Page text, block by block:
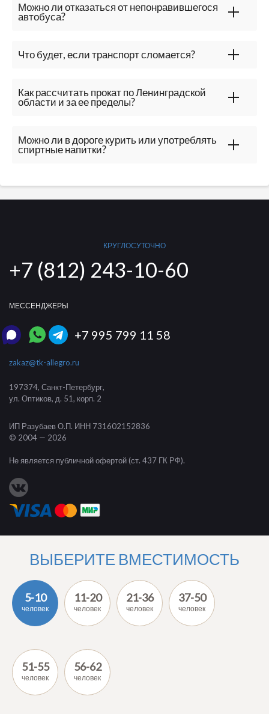
Можно ли отказаться от непонравившегося
автобуса?
Что будет, если транспорт сломается?
Как рассчитать прокат по Ленинградской
области и за ее пределы?
Можно ли в дороге курить или употреблять
спиртные напитки?
КРУГЛОСУТОЧНО
+7 (812) 243-10-60
МЕССЕНДЖЕРЫ
+7 995 799 11 58
zakaz@tk-allegro.ru
197374, Санкт-Петербург,
ул. Оптиков, д. 51, корп. 2
ИП Разубаев О.П. ИНН 731602152836
© 2004 — 2026
Не является публичной офертой (ст. 437 ГК РФ).
ВЫБЕРИТЕ ВМЕСТИМОСТЬ
5-10
человек
11-20
человек
21-36
человек
37-50
человек
51-55
человек
56-62
человек